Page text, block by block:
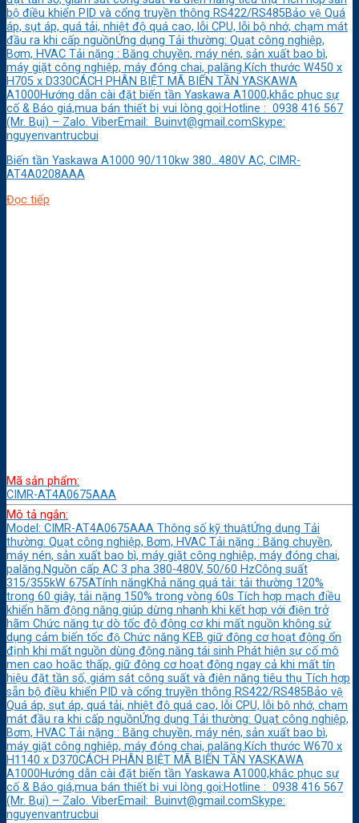
bộ điều khiển PID và cổng truyền thông RS422/RS485Bảo vệ Quá
áp, sụt áp, quá tải, nhiệt độ quá cao, lỗi CPU, lỗi bộ nhớ, chạm mát
đầu ra khi cấp nguồnỨng dụng Tải thường: Quạt công nghiệp,
Bơm, HVAC Tải nặng : Băng chuyền, máy nén, sản xuất bao bì,
máy giặt công nghiệp, máy đóng chai, palăng.Kích thước W450 x
H705 x D330CÁCH PHÂN BIỆT MÃ BIẾN TẦN YASKAWA
A1000Hướng dẫn cài đặt biến tần Yaskawa A1000,khắc phục sự
cố & Báo giá,mua bán thiết bị vui lòng gọi:Hotline : 0938 416 567
(Mr. Bụi) – Zalo. ViberEmail: Buinvt@gmail.comSkype:
nguyenvantrucbui
Biến tần Yaskawa A1000 90/110kw 380…480V AC, CIMR-
AT4A0208AAA
Đọc tiếp
Mã sản phẩm:
CIMR-AT4A0675AAA
Mô tả ngắn:
Model: CIMR-AT4A0675AAA Thông số kỹ thuậtỨng dụng Tải
thường: Quạt công nghiệp, Bơm, HVAC Tải nặng : Băng chuyền,
máy nén, sản xuất bao bì, máy giặt công nghiệp, máy đóng chai,
palăng.Nguồn cấp AC 3 pha 380-480V, 50/60 HzCông suất
315/355kW 675ATính năngKhả năng quá tải: tải thường 120%
trong 60 giây, tải nặng 150% trong vòng 60s Tích hợp mạch điều
khiển hãm động năng giúp dừng nhanh khi kết hợp với điện trở
hãm Chức năng tự dò tốc độ động cơ khi mất nguồn không sử
dụng cảm biến tốc độ Chức năng KEB giữ động cơ hoạt động ổn
định khi mất nguồn dùng động năng tái sinh Phát hiện sự cố mô
men cao hoặc thấp, giữ động cơ hoạt động ngay cả khi mất tín
hiệu đặt tần số, giám sát công suất và điện năng tiêu thụ Tích hợp
sẵn bộ điều khiển PID và cổng truyền thông RS422/RS485Bảo vệ
Quá áp, sụt áp, quá tải, nhiệt độ quá cao, lỗi CPU, lỗi bộ nhớ, chạm
mát đầu ra khi cấp nguồnỨng dụng Tải thường: Quạt công nghiệp,
Bơm, HVAC Tải nặng : Băng chuyền, máy nén, sản xuất bao bì,
máy giặt công nghiệp, máy đóng chai, palăng.Kích thước W670 x
H1140 x D370CÁCH PHÂN BIỆT MÃ BIẾN TẦN YASKAWA
A1000Hướng dẫn cài đặt biến tần Yaskawa A1000,khắc phục sự
cố & Báo giá,mua bán thiết bị vui lòng gọi:Hotline : 0938 416 567
(Mr. Bụi) – Zalo. ViberEmail: Buinvt@gmail.comSkype:
nguyenvantrucbui